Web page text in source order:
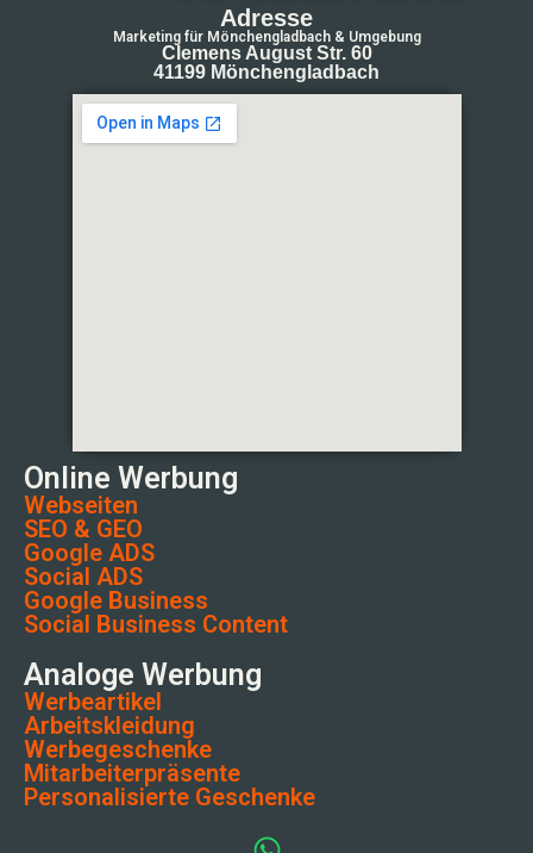
Adresse
Marketing für Mönchengladbach & Umgebung
Clemens August Str. 60
41199 Mönchengladbach
Online Werbung
Webseiten
SEO & GEO
Google ADS
Social ADS
Google Business
Social Business Content
Analoge Werbung
Werbeartikel
Arbeitskleidung
Werbegeschenke
Mitarbeiterpräsente
Personalisierte Geschenke